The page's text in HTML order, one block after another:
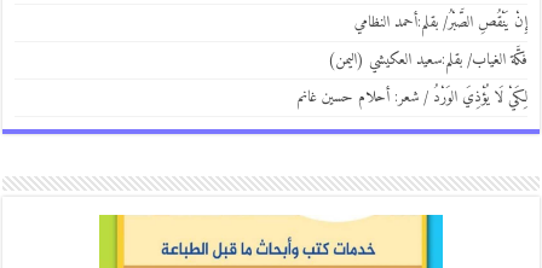
الصَّبْرُ/ بقلم:أحمد النظامي
الغياب/ بقلم:سعيد العكيشي (اليمن)
لَا يُؤْذِيَ الوَرْدُ / شعر: أحلام حسين غانم